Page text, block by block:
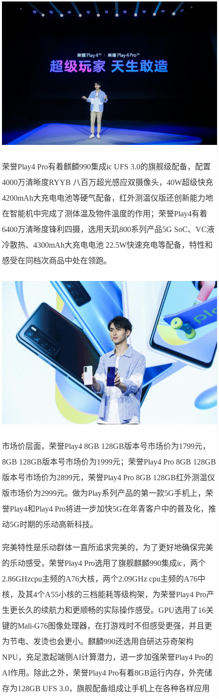
荣誉Play4 Pro有着麒麟990集成ic UFS 3.0的旗舰级配备，配置
4000万清晰度RYYB 八百万超光感应双摄像头，40W超级快充
4200mAh大充电电池等硬气配备，红外测温仪版还创新能力地
在智能机中完成了测体温及物件溫度的作用；荣誉Play4有着
6400万清晰度锋利四摄，选用天玑800系列产品5G SoC、VC液
冷散热、4300mAh大充电电池 22.5W快速充电等配备，特性和
感受在同档次商品中处在领跑。
市场价层面，荣誉Play4 8GB 128GB版本号市场价为1799元，
8GB 128GB版本号市场价为1999元；荣誉Play4 Pro 8GB 128GB
版本号市场价为2899元，荣誉Play4 Pro 8GB 128GB红外测温仪
版市场价为2999元。做为Play系列产品的第一款5G手机上，荣
誉Play4和Play4 Pro将进一步加快5G在年青客户中的普及化，推
动5G时期的乐动高新科技。
完美特性是乐动群体一直所追求完美的，为了更好地确保完美
的乐动感受，荣誉Play4 Pro选用了旗舰麒麟990集成ic，两个
2.86GHzcpu主频的A76大核，两个2.09GHz cpu主频的A76中
核，及其4个A55小核的三档能耗等级构架，为荣誉Play4 Pro产
生更长久的续航力和更顺畅的实际操作感受。GPU选用了16关
键的Mali-G76图像处理器，在打游戏时不但感受更强，并且更
为节电、发烫也会更小。麒麟990还选用自研达芬奇架构
NPU，充足激起端侧AI计算潜力，进一步加强荣誉Play4 Pro的
AI作用。除此之外，荣誉Play4 Pro有着8GB运行内存，外壳储
存为128GB UFS 3.0，旗舰配备组成让手机上在各种各样应用